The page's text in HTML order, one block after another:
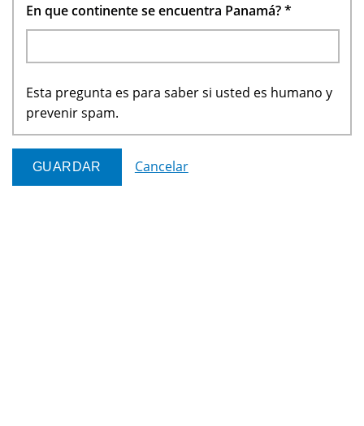
En que continente se encuentra Panamá?*
Esta pregunta es para saber si usted es humano y
prevenir spam.
Cancelar